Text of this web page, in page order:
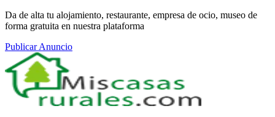
Da de alta tu alojamiento, restaurante, empresa de ocio, museo de
forma gratuita en nuestra plataforma
Publicar Anuncio